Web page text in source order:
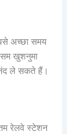
अच्छा समय
खुशनुमा
ले सकते हैं।
रेलवे स्टेशन